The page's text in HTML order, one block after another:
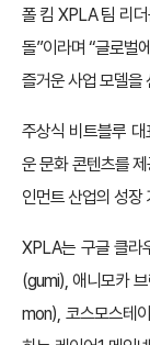
폴 킴 XPLA 팀 리
돌”이라며 “글로벌
즐거운 사업 모델을
주상식 비트블루
운 문화 콘텐츠를
인먼트 산업의 성장
XPLA는 구글 클라
(gumi), 애니모카
mon), 코스모스테